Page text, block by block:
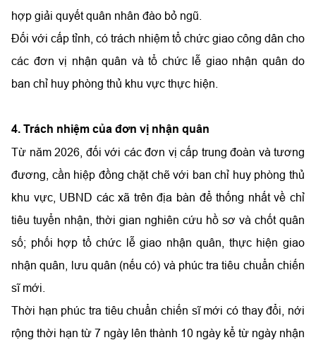
hợp giải quyết quân nhân đào bỏ ngũ.
Đối với cấp tỉnh, có trách nhiệm tổ chức giao công dân cho
các đơn vị nhận quân và tổ chức lễ giao nhận quân do
ban chỉ huy phòng thủ khu vực thực hiện.
4. Trách nhiệm của đơn vị nhận quân
Từ năm 2026, đối với các đơn vị cấp trung đoàn và tương
đương, cần hiệp đồng chặt chẽ với ban chỉ huy phòng thủ
khu vực, UBND các xã trên địa bàn để thống nhất về chỉ
tiêu tuyển nhận, thời gian nghiên cứu hồ sơ và chốt quân
số; phối hợp tổ chức lễ giao nhận quân, thực hiện giao
nhận quân, lưu quân (nếu có) và phúc tra tiêu chuẩn chiến
sĩ mới.
Thời hạn phúc tra tiêu chuẩn chiến sĩ mới có thay đổi, nới
rộng thời hạn từ 7 ngày lên thành 10 ngày kể từ ngày nhận